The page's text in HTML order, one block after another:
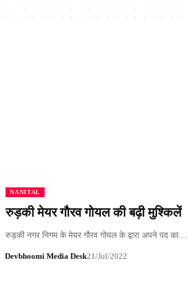
NANITAL
रुड़की मेयर गौरव गोयल की बढ़ी मुश्किलें
रुड़की नगर निगम के मेयर गौरव गोयल के द्वारा अपने पद का…
Devbhoomi Media Desk21/Jul/2022